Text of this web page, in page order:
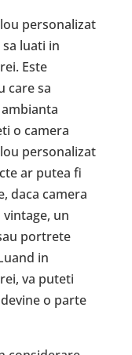
personalizat
luati in
Este
care sa
o camera
personalizat
ar putea fi
daca camera
un
portrete
in
va puteti
o parte